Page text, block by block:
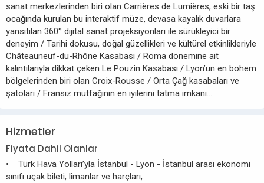
sanat merkezlerinden biri olan Carrières de Lumières, eski bir taş
ocağında kurulan bu interaktif müze, devasa kayalık duvarlara
yansıtılan 360° dijital sanat projeksiyonları ile sürükleyici bir
deneyim / Tarihi dokusu, doğal güzellikleri ve kültürel etkinlikleriyle
Châteauneuf-du-Rhône Kasabası / Roma dönemine ait
kalıntılarıyla dikkat çeken Le Pouzin Kasabası / Lyon’un en bohem
bölgelerinden biri olan Croix-Rousse / Orta Çağ kasabaları ve
şatoları / Fransız mutfağının en iyilerini tatma imkanı….
Hizmetler
Fiyata Dahil Olanlar
• Türk Hava Yolları’yla İstanbul - Lyon - İstanbul arası ekonomi
sınıfı uçak bileti, limanlar ve harçları,